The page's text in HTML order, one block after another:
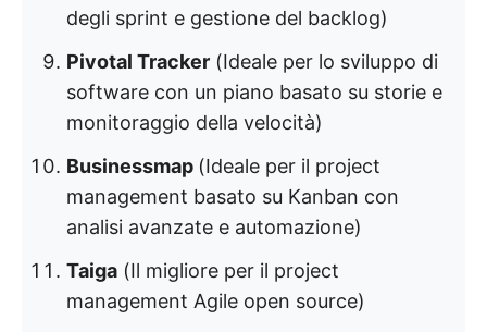
degli sprint e gestione del backlog)
Pivotal Tracker (Ideale per lo sviluppo di
software con un piano basato su storie e
monitoraggio della velocità)
Businessmap (Ideale per il project
management basato su Kanban con
analisi avanzate e automazione)
Taiga (Il migliore per il project
management Agile open source)